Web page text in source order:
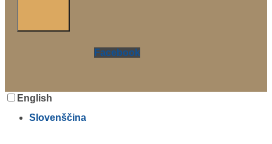
Facebook
English
Slovenščina